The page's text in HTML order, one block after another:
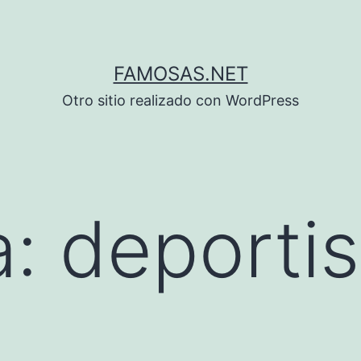
FAMOSAS.NET
Otro sitio realizado con WordPress